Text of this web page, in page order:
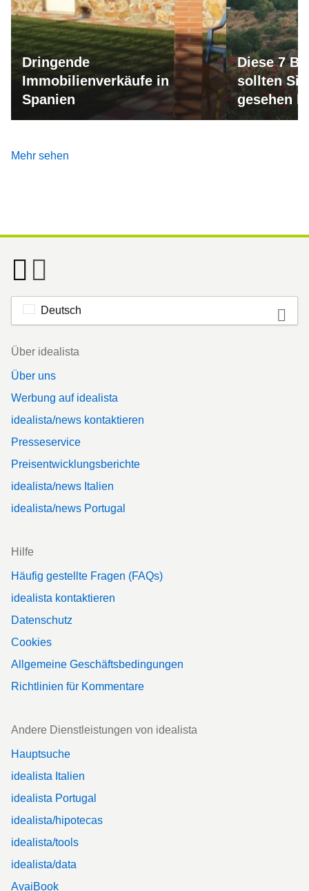
Dringende
Immobilienverkäufe in
Spanien
Diese 7
sollten
gesehen
Mehr sehen
Deutsch
Footer
Über idealista
Über uns
Werbung auf idealista
idealista/news kontaktieren
Presseservice
Preisentwicklungsberichte
idealista/news Italien
idealista/news Portugal
Hilfe
Häufig gestellte Fragen (FAQs)
idealista kontaktieren
Datenschutz
Cookies
Allgemeine Geschäftsbedingungen
Richtlinien für Kommentare
Andere Dienstleistungen von idealista
Hauptsuche
idealista Italien
idealista Portugal
idealista/hipotecas
idealista/tools
idealista/data
AvaiBook